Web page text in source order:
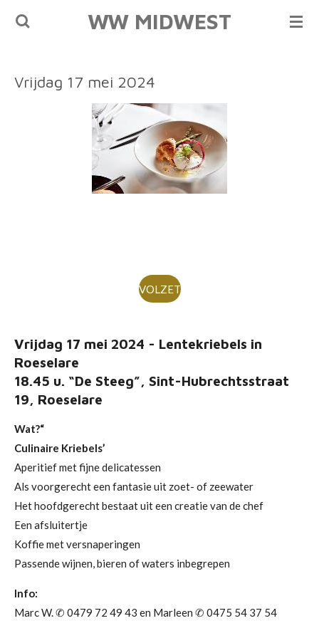
Ga
hoofdinhoud
WW MIDWEST
Vrijdag 17 mei 2024
VOLZET
Vrijdag 17 mei 2024 - Lentekriebels in
Roeselare
18.45 u. “De Steeg”, Sint-Hubrechtsstraat
19, Roeselare
Wat?“
Culinaire Kriebels’
Aperitief met fijne delicatessen
Als voorgerecht een fantasie uit zoet- of zeewater
Het hoofdgerecht bestaat uit een creatie van de chef
Een afsluitertje
Koffie met versnaperingen
Passende wijnen, bieren of waters inbegrepen
Info:
Marc W. ✆ 0479 72 49 43 en Marleen ✆ 0475 54 37 54